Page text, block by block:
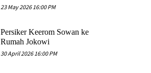
23 May 2026 16:00 PM
Persiker Keerom Sowan ke
Rumah Jokowi
30 April 2026 16:00 PM